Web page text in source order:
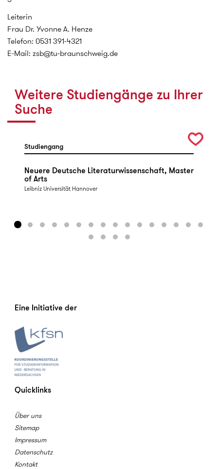
Leiterin
Frau Dr. Yvonne A. Henze
Telefon: 0531 391-4321
E-Mail: zsb@tu-braunschweig.de
Weitere Studiengänge zu Ihrer
Suche
Studiengang
Neuere Deutsche Literaturwissenschaft, Master
of Arts
Leibniz Universität Hannover
Eine Initiative der
Quicklinks
Über uns
Sitemap
Impressum
Datenschutz
Kontakt